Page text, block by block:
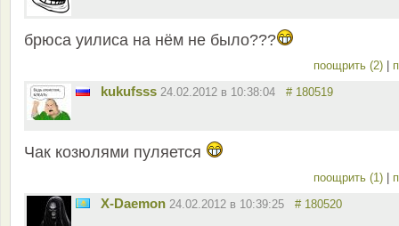
брюса уилиса на нём не было???
поощрить (2)
kukufsss 24.02.2012 в 10:38:04 # 180519
Чак козюлями пуляется
поощрить (1)
X-Daemon 24.02.2012 в 10:39:25 # 180520